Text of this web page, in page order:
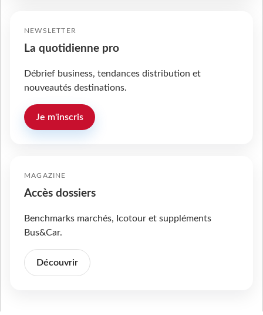
NEWSLETTER
La quotidienne pro
Débrief business, tendances distribution et
nouveautés destinations.
Je m'inscris
MAGAZINE
Accès dossiers
Benchmarks marchés, Icotour et suppléments
Bus&Car.
Découvrir